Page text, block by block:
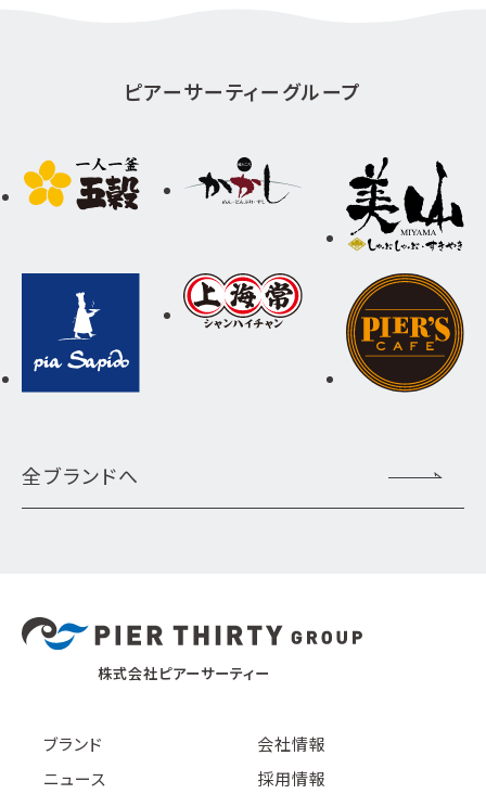
ピアーサーティーグループ
全ブランドへ
株式会社ピアーサーティー
ブランド
会社情報
ニュース
採用情報